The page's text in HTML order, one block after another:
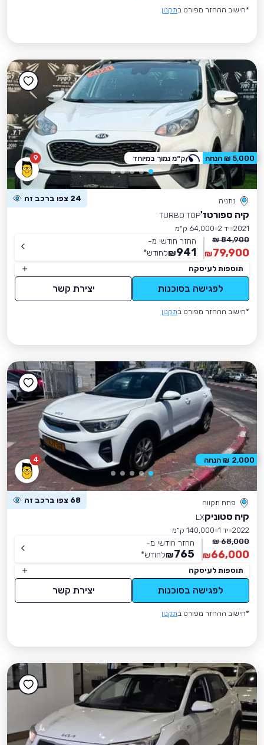
*חישוב ההחזר מפורט בתקנון
9
נתניה 24 צפו ברכב זה
קיה ספורטז'TURBO TOP
2021 יד 2
64,000 ק״מ
84,900 ₪
79,900
₪
החזר חודשי מ-
941
₪לחודש*
תוספות לעיסקה
לפגישה בסוכנות יצירת קשר
*חישוב ההחזר מפורט בתקנון
5,000 ₪ הנחה ק״מ נמוך במיוחד
4
פתח תקווה 68 צפו ברכב זה
קיה סטוניקLX
2022 יד 1
140,000 ק״מ
68,000 ₪
66,000
₪
החזר חודשי מ-
765
₪לחודש*
תוספות לעיסקה
לפגישה בסוכנות יצירת קשר
*חישוב ההחזר מפורט בתקנון
2,000 ₪ הנחה